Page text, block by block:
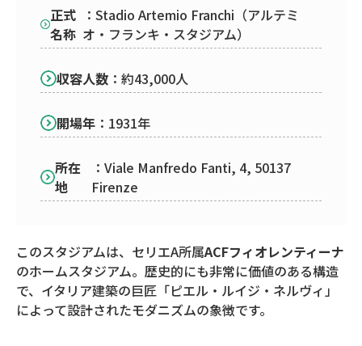
正式
名称
：Stadio Artemio Franchi（アルテミ
オ・フランキ・スタジアム）
収容人数 ：約43,000人
開場年 ：1931年
所在
地
：Viale Manfredo Fanti, 4, 50137
Firenze
このスタジアムは、セリエA所属ACFフィオレンティーナ
のホームスタジアム。歴史的にも非常に価値のある構造
で、イタリア建築の巨匠「ピエル・ルイジ・ネルヴィ」
によって設計されたモダニズムの象徴です。